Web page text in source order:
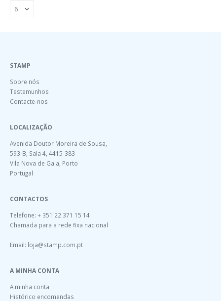
STAMP
Sobre nós
Testemunhos
Contacte-nos
LOCALIZAÇÃO
Avenida Doutor Moreira de Sousa,
593-B, Sala 4, 4415-383
Vila Nova de Gaia, Porto
Portugal
CONTACTOS
Telefone: + 351 22 371 15 14
Chamada para a rede fixa nacional
Email: loja@stamp.com.pt
A MINHA CONTA
A minha conta
Histórico encomendas